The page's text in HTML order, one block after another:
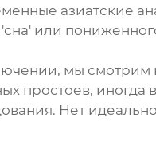
азиатские
или
мы смотрим
простоев,
Нет